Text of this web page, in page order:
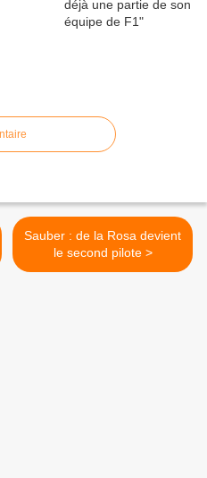
Sauber : de la Rosa devient
le second pilote >